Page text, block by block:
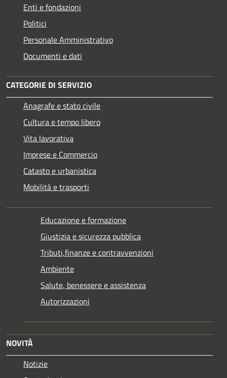
Enti e fondazioni
Politici
Personale Amministrativo
Documenti e dati
CATEGORIE DI SERVIZIO
Anagrafe e stato civile
Cultura e tempo libero
Vita lavorativa
Imprese e Commercio
Catasto e urbanistica
Mobilità e trasporti
Educazione e formazione
Giustizia e sicurezza pubblica
Tributi,finanze e contravvenzioni
Ambiente
Salute, benessere e assistenza
Autorizzazioni
NOVITÀ
Notizie